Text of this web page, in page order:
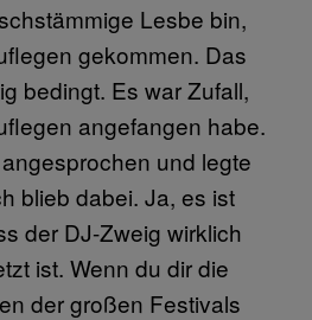
Lesbe bin,
gekommen. Das
bedingt. Es war Zufall,
angefangen habe.
und legte
blieb dabei. Ja, es ist
der DJ-Zweig wirklich
ist. Wenn du dir die
der großen Festivals